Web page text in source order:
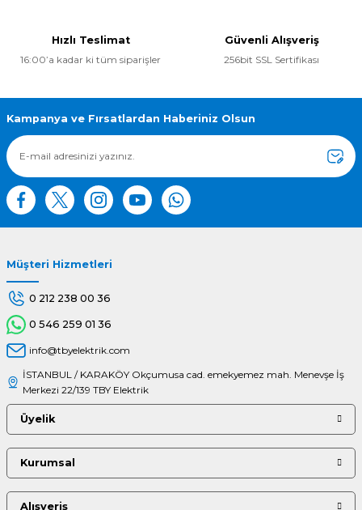
Ürün bilgilerinde hatalar bulunuyor.
Ürün fiyatı diğer sitelerden daha pahalı.
Bu ürüne benzer farklı alternatifler olmalı.
Hızlı Teslimat
16:00’a kadar ki tüm siparişler
Güvenli Alışveriş
256bit SSL Sertifikası
Kampanya ve Fırsatlardan Haberiniz Olsun
Müşteri Hizmetleri
0 212 238 00 36
0 546 259 01 36
info@tbyelektrik.com
İSTANBUL / KARAKÖY Okçumusa cad. emekyemez mah. Menevşe İş
Merkezi 22/139 TBY Elektrik
Üyelik
Kurumsal
Alışveriş